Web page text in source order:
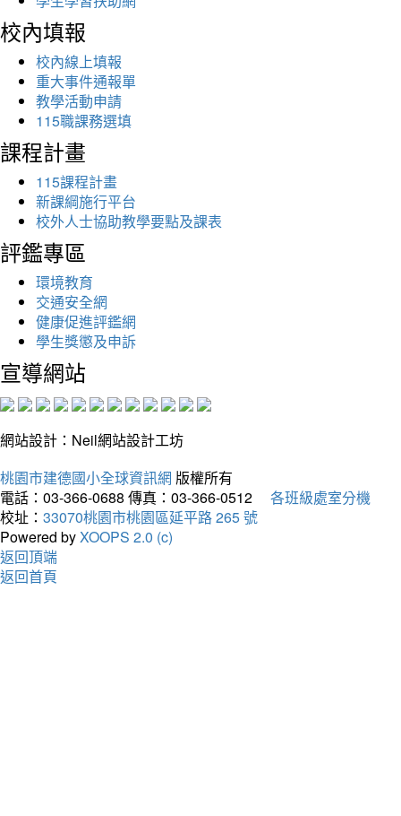
校內填報
校內線上填報
重大事件通報單
教學活動申請
115職課務選填
課程計畫
115課程計畫
新課綱施行平台
校外人士協助教學要點及課表
評鑑專區
環境教育
交通安全網
健康促進評鑑網
學生獎懲及申訴
宣導網站
網站設計：Neil網站設計工坊
桃園市建德國小全球資訊網 版權所有
電話：03-366-0688 傳真：03-366-0512
各班級處室分機
校址： 33070桃園市桃園區延平路 265 號
Powered byXOOPS 2.0 (c)
返回頂端
返回首頁